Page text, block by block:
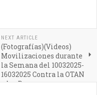
NEXT ARTICLE
(Fotografías)(Videos)
Movilizaciones durante
la Semana del 10032025-
16032025 Contra la OTAN
y las Bases